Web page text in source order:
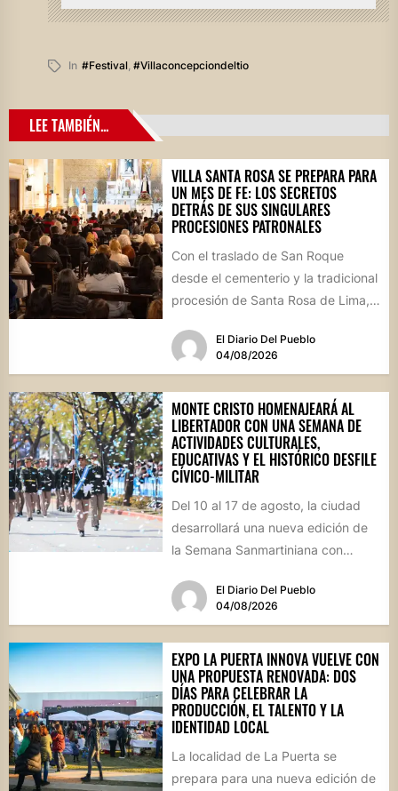
In #festival, #villaconcepciondeltio
LEE TAMBIÉN...
VILLA SANTA ROSA SE PREPARA PARA
UN MES DE FE: LOS SECRETOS
DETRÁS DE SUS SINGULARES
PROCESIONES PATRONALES
Con el traslado de San Roque
desde el cementerio y la tradicional
procesión de Santa Rosa de Lima,
El Diario Del Pueblo
04/08/2026
MONTE CRISTO HOMENAJEARÁ AL
LIBERTADOR CON UNA SEMANA DE
ACTIVIDADES CULTURALES,
EDUCATIVAS Y EL HISTÓRICO DESFILE
CÍVICO-MILITAR
Del 10 al 17 de agosto, la ciudad
desarrollará una nueva edición de
la Semana Sanmartiniana con
El Diario Del Pueblo
04/08/2026
EXPO LA PUERTA INNOVA VUELVE CON
UNA PROPUESTA RENOVADA: DOS
DÍAS PARA CELEBRAR LA
PRODUCCIÓN, EL TALENTO Y LA
IDENTIDAD LOCAL
La localidad de La Puerta se
prepara para una nueva edición de